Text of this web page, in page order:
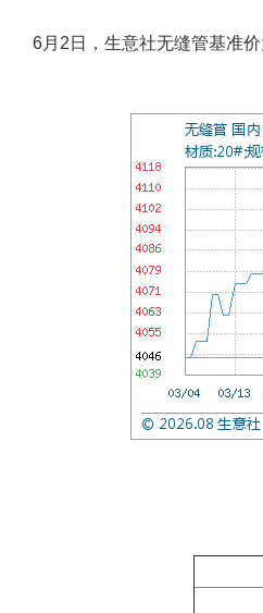
6月2日，生意社无缝管基准